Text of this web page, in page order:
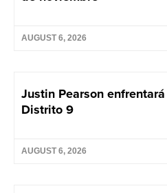
AUGUST 6, 2026
Justin Pearson
Distrito 9
AUGUST 6, 2026